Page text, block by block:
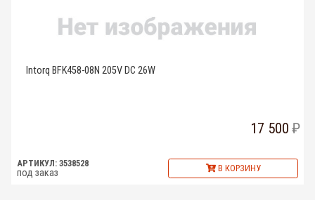
Intorq BFK458-08N 205V DC 26W
17 500
АРТИКУЛ: 3538528
под заказ В КОРЗИНУ